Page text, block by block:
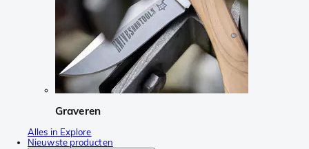
Graveren
Alles in Explore
Nieuwste producten